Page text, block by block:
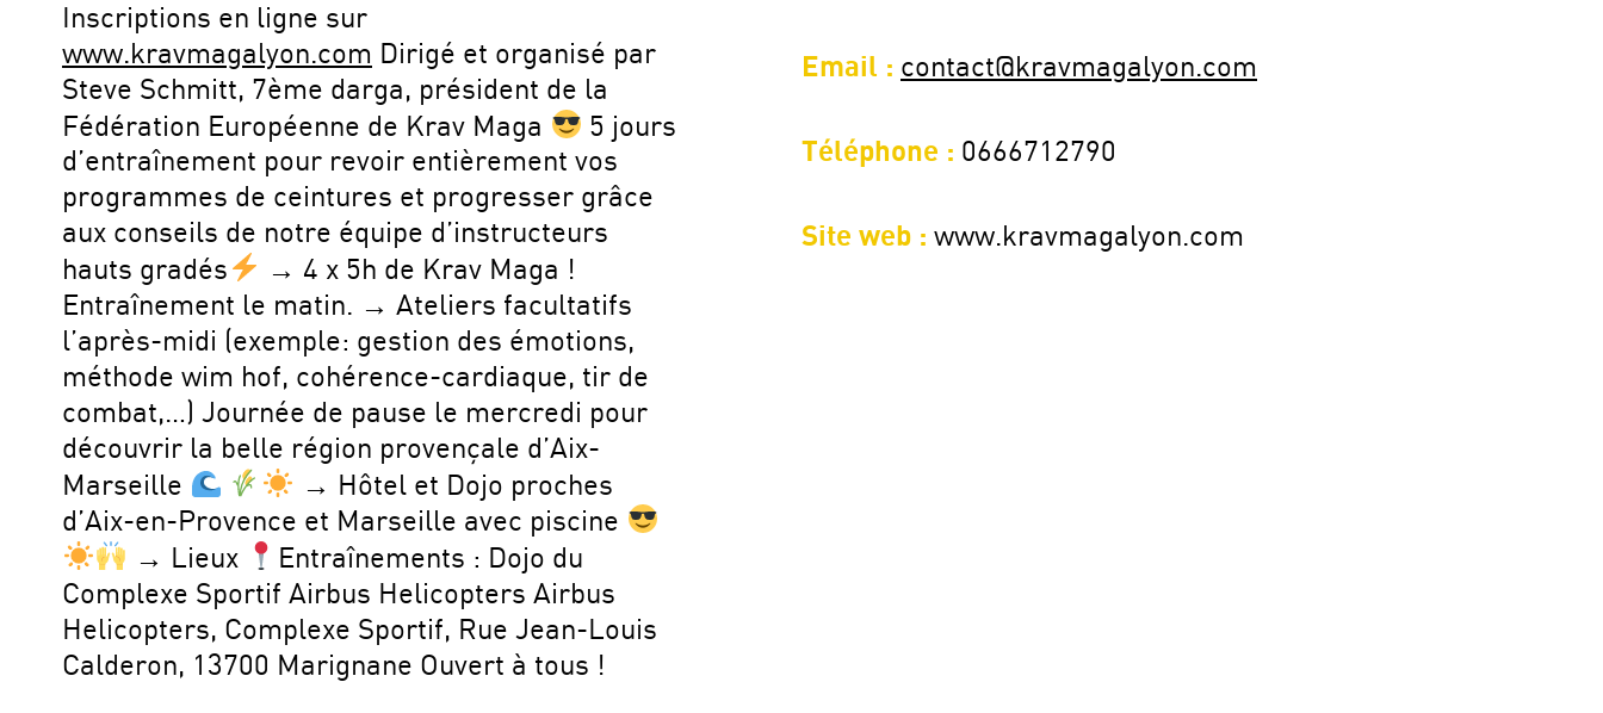
Inscriptions en ligne sur
www.kravmagalyon.com Dirigé et organisé par
Steve Schmitt, 7ème darga, président de la
Fédération Européenne de Krav Maga
5 jours
d’entraînement pour revoir entièrement vos
programmes de ceintures et progresser grâce
aux conseils de notre équipe d’instructeurs
hauts gradés
→ 4 x 5h de Krav Maga !
Entraînement le matin. → Ateliers facultatifs
l’après-midi (exemple: gestion des émotions,
méthode wim hof, cohérence-cardiaque, tir de
combat,…) Journée de pause le mercredi pour
découvrir la belle région provençale d’Aix-
Marseille
→ Hôtel et Dojo proches
d’Aix-en-Provence et Marseille avec piscine
→ Lieux
Entraînements : Dojo du
Complexe Sportif Airbus Helicopters Airbus
Helicopters, Complexe Sportif, Rue Jean-Louis
Calderon, 13700 Marignane Ouvert à tous !
Email : contact@kravmagalyon.com
Téléphone : 0666712790
Site web : www.kravmagalyon.com